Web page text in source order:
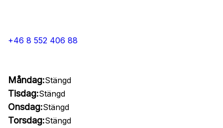
+46 8 552 406 88
Måndag:Stängd
Tisdag:Stängd
Onsdag:Stängd
Torsdag:Stängd